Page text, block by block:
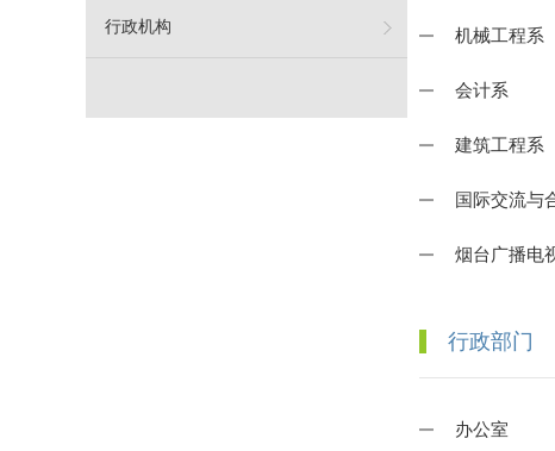
行政机构 机械工程系
会计系
建筑工程系
国际交流与
烟台广播电
行政部门
办公室